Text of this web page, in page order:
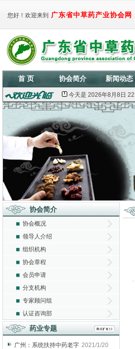
您好！欢迎来到 广东省中草药产业协会网
首 页 协会简介 新闻动态
今天是 2026年8月8日
协会简介
协会概况
领导人介绍
组织机构
协会章程
会员申请
分支机构
专家顾问组
认证咨询部
药业专题
广州：系统扶持中药老字 2021/1/20